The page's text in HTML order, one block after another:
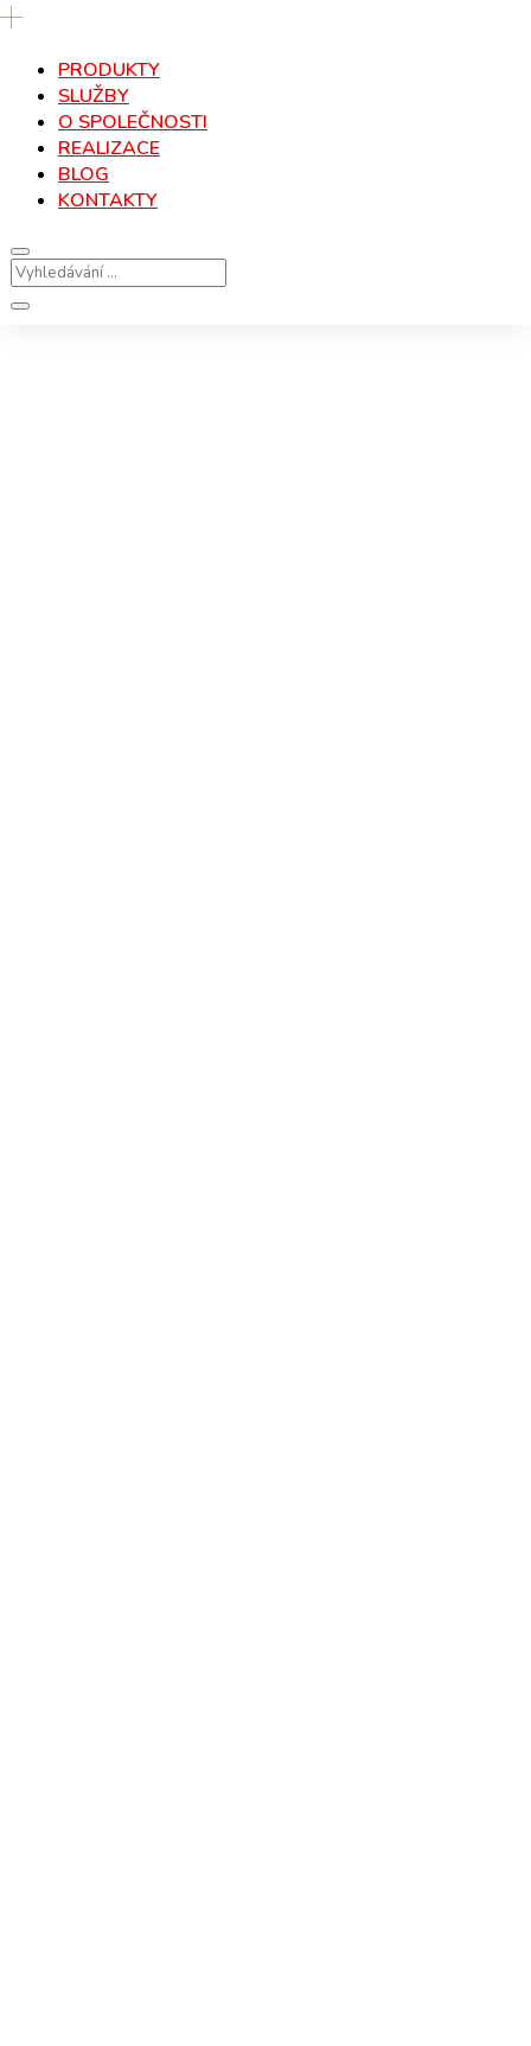
PRODUKTY
SLUŽBY
O SPOLEČNOSTI
REALIZACE
BLOG
KONTAKTY